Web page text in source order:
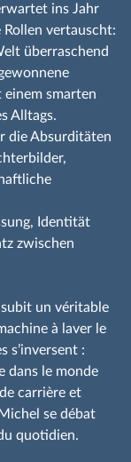
ins Jahr
vertauscht:
überraschend
smarten
Alltags.
die Absurditäten
Identität
zwischen
subit un véritable
à laver le
s’inversent :
dans le monde
carrière et
se débat
quotidien.